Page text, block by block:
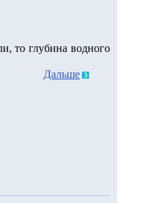
то глубина водного
Дальше